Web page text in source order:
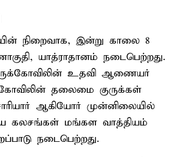
நிறைவாக, இன்று காலை 8
யாத்ராதானம் நடைபெற்றது.
உதவி ஆணையர்
தலைமை குருக்கள்
ஆகியோர் முன்னிலையில்
கலசங்கள் மங்கள வாத்தியம்
நடைபெற்றது.